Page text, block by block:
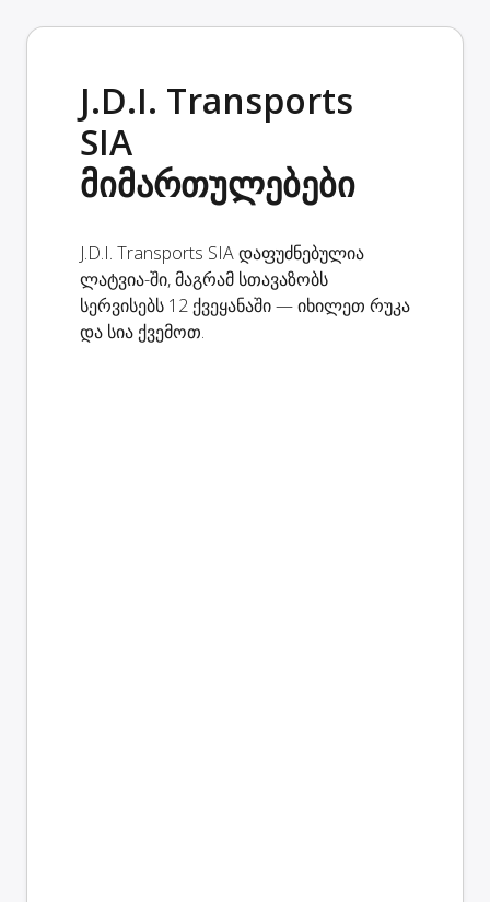
J.D.I. Transports
SIA
მიმართულებები
J.D.I. Transports SIA დაფუძნებულია
ლატვია-ში, მაგრამ სთავაზობს
სერვისებს 12 ქვეყანაში — იხილეთ რუკა
და სია ქვემოთ.